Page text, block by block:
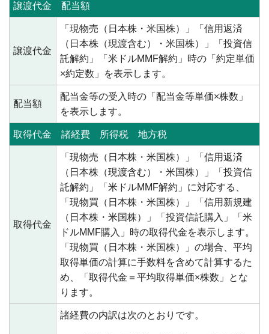
譲渡代金 配当額
譲渡代金
「現物売（日本株・米国株）」「信用返済
（日本株（現渡含む）・米国株）」「投資信
託解約」「米ドルMMF解約」時の「約定単価
×約定数」を表示します。
配当額
配当金等の受入時の「配当金等単価×株数」
を表示します。
取得代金 諸経費 所得税 地方税
取得代金
「現物売（日本株・米国株）」「信用返済
（日本株（現渡含む）・米国株）」「投資信
託解約」「米ドルMMF解約」に対応する、
「現物買（日本株・米国株）」「信用新規建
（日本株・米国株）」「投資信託購入」「米
ドルMMF購入」時の取得代金を表示します。
「現物買（日本株・米国株）」の場合、平均
取得単価の計算に手数料を含めて計算するた
め、「取得代金＝平均取得単価×株数」とな
ります。
諸経費の内訳は次のとおりです。